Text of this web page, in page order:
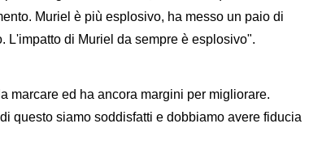
Muriel è più esplosivo, ha messo un paio di
L'impatto di Muriel da sempre è esplosivo".
marcare ed ha ancora margini per migliorare.
questo siamo soddisfatti e dobbiamo avere fiducia